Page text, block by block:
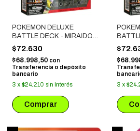
POKEMON DELUXE
BATTLE DECK - MIRAIDON
EX
$72.630
$68.998,50 con
Transferencia o depósito
bancario
3 x $24.210 sin interés
3 x